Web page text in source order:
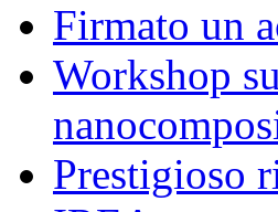
Firmato un
Workshop
Prestigioso